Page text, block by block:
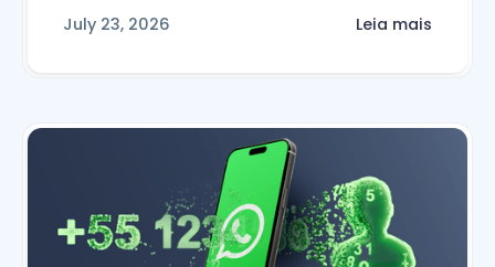
July 23, 2026 Leia mais